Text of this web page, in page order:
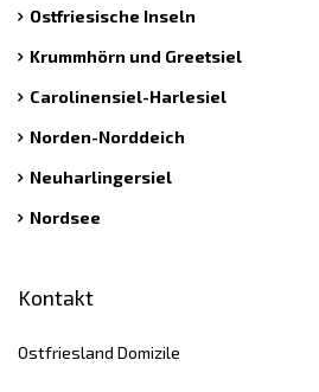
Ostfriesische Inseln
Krummhörn und Greetsiel
Carolinensiel-Harlesiel
Norden-Norddeich
Neuharlingersiel
Nordsee
Kontakt
Ostfriesland Domizile